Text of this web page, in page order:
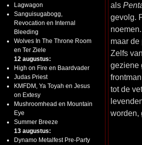
Lagwagon
Sanguisugabogg,
Revocation en Internal
Bleeding
Wolves In The Throne Room
en Ter Ziele
12 augustus:
High on Fire en Baardvader
Judas Priest
KMFDM, Ya Toyah en Jesus
on Extesy
Mushroomhead en Mountain
Eye
Summer Breeze
13 augustus:
Dynamo Metalfest Pre-Party
als
gevolg.
maar
Zelfs
geziene
tot de
worden,